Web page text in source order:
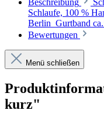
Beschreibung
Schlaufe, 100 %
Berlin Gurtband
Bewertungen
Menü schließen
kurz"